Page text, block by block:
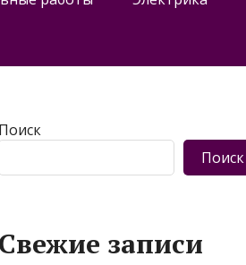
Поиск
Поиск
Свежие записи